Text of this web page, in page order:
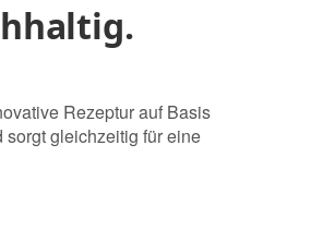
Rezeptur auf Basis
gleichzeitig für eine